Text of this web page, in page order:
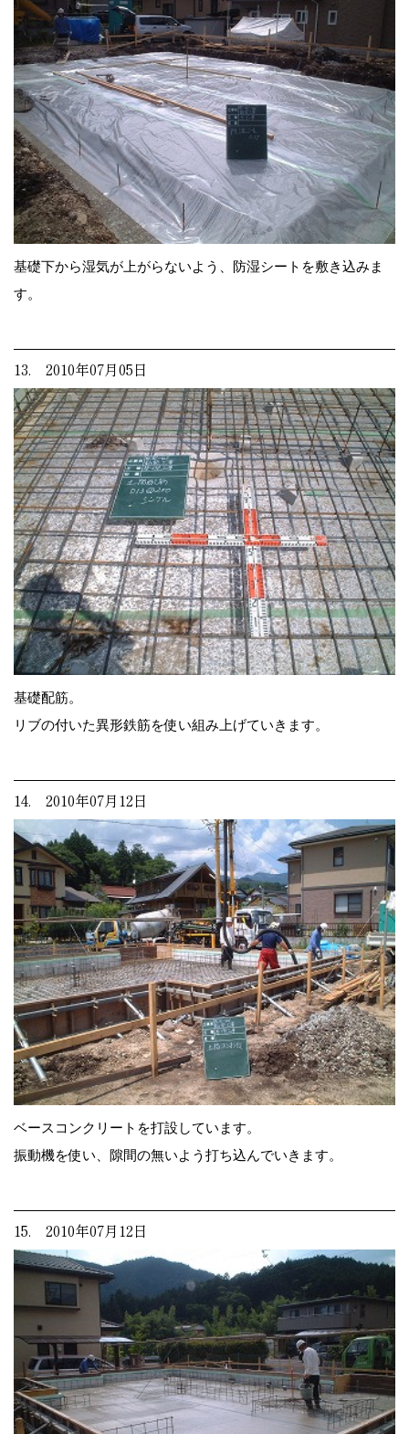
基礎下から湿気が上がらないよう、防湿シートを敷き込みま
す。
13. 2010年07月05日
基礎配筋。
リブの付いた異形鉄筋を使い組み上げていきます。
14. 2010年07月12日
ベースコンクリートを打設しています。
振動機を使い、隙間の無いよう打ち込んでいきます。
15. 2010年07月12日